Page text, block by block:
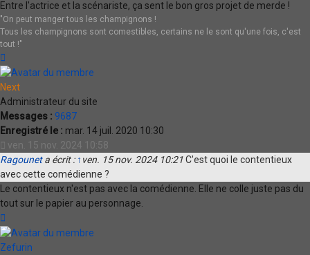
Entre l'actrice et la scénariste, ça sent le bon gros projet de merde !
"On peut manger tous les champignons !
Tous les champignons sont comestibles, certains ne le sont qu'une fois, c'est
tout !"
Next
Administrateur du site
Messages : 9687
Enregistré le : mar. 14 juil. 2020 10:30
ven. 15 nov. 2024 10:58
Ragouneta écrit : ↑ ven. 15 nov. 2024 10:21C'est quoi le contentieux
avec cette comédienne ?
Le contentieux n'est pas avec la comédienne. Elle ne colle juste pas du
tout sur le papier au personnage.
Zefurin